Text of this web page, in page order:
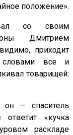
положение».
со своим
Дмитрием
приходит
словами все и
товарищей:
он — спаситель
«кучка
раскладе